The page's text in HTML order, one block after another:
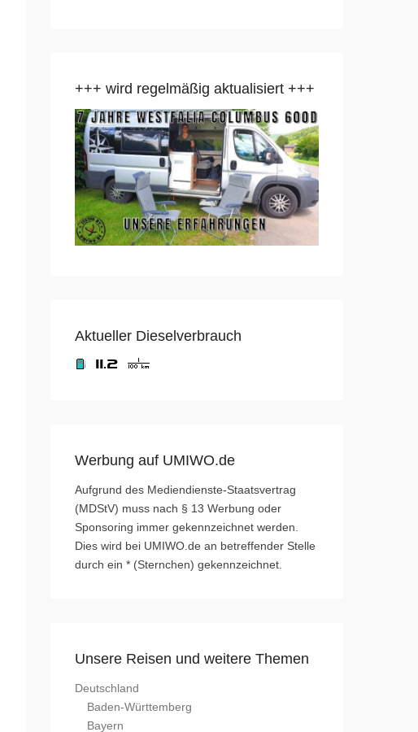
+++ wird regelmäßig aktualisiert +++
Aktueller Dieselverbrauch
Werbung auf UMIWO.de
Aufgrund des Mediendienste-Staatsvertrag
(MDStV) muss nach § 13 Werbung oder
Sponsoring immer gekennzeichnet werden.
Dies wird bei UMIWO.de an betreffender Stelle
durch ein * (Sternchen) gekennzeichnet.
Unsere Reisen und weitere Themen
Deutschland
Baden-Württemberg
Bayern